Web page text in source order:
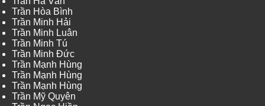
Trần Hòa Bình
Trần Minh Hải
Trần Minh Luân
Trần Minh Tú
Trần Minh Đức
Trần Mạnh Hùng
Trần Mạnh Hùng
Trần Mạnh Hùng
Trần Mỹ Quyên